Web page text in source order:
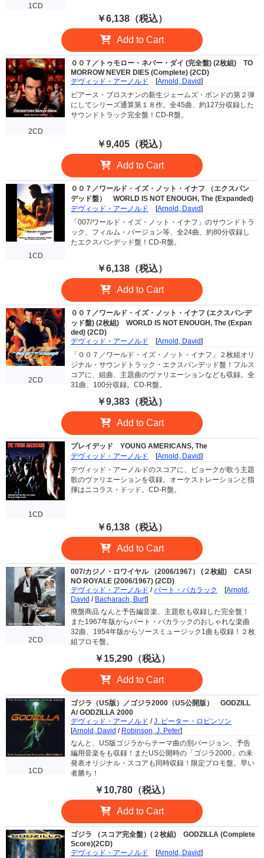
1CD
￥6,138（税込）
Add to Cart
2CD
００７／トゥモロー・ネバー・ダイ (完全盤) (2枚組)
TO
MORROW NEVER DIES (Complete) (2CD)
デヴィッド・アーノルド [Arnold, David]
ピアース・ブロスナンの新生ジェームズ・ボンドの第２弾
にしてシリーズ通算第１８作。全45曲、約127分収録した
サウンドトラック完全盤！CD-R盤。
￥9,405（税込）
Add to Cart
1CD
００７／ワールド・イズ・ノット・イナフ （エクスパン
デッド盤）
WORLD IS NOT ENOUGH, The (Expanded)
デヴィッド・アーノルド [Arnold, David]
「007/ワールド・イズ・ノット・イナフ」のサウンドトラ
ック、フィルム・バージョン等、全24曲、約80分収録し
たエクスパンデッド盤！CD-R盤。
￥6,138（税込）
Add to Cart
2CD
００７／ワールド・イズ・ノット・イナフ (エクスパンデ
ッド盤) (2枚組)
WORLD IS NOT ENOUGH, The (Expan
ded) (2CD)
デヴィッド・アーノルド [Arnold, David]
「００７／ワールド・イズ・ノット・イナフ」２枚組オリ
ジナル・サウンドトラック・エクスパンデッド盤！フルス
コアに、組曲、主題曲のヴァリエーションなども収録。全
31曲、100分収録。CD-R盤。
￥9,383（税込）
Add to Cart
1CD
プレイデッド
YOUNG AMERICANS, The
デヴィッド・アーノルド [Arnold, David]
デヴィッド・アーノルドのスコアに、ビョークが歌う主題
歌のヴァリエーションを収録。オーケストレーションと指
揮はニコラス・ドッド。CD-R盤。
￥6,138（税込）
Add to Cart
2CD
007/カジノ・ロワイヤル （2006/1967） (２枚組)
CASI
NO ROYALE (2006/1967) (2CD)
デヴィッド・アーノルド /バート・バカラック [Arnold,
David / Bacharach, Burt]
廃盤商品 なんと予告編音楽、主題歌も収録した完全盤！
また1967年版からバート・バカラックのおしゃれな楽曲
32曲、1954年版からソースミュージック1曲も収録！２枚
組プロモ盤。
￥15,290（税込）
Add to Cart
1CD
ゴジラ（US版）／ゴジラ2000（US公開版）
GODZILL
A/ GODZILLA 2000
デヴィッド・アーノルド /J..ピーター・ロビンソン
[Arnold, David / Robinson, J. Peter]
なんと、US版ゴジラからテーマ曲の別バージョン、予告
編用音楽をも収録！またUS公開時の「ゴジラ2000」の未
発表オリジナル・スコアも同時収録！限定プロモ盤。早い
者勝ち！
￥10,780（税込）
Add to Cart
ゴジラ （スコア完全盤）(２枚組)
GODZILLA (Complete
Score)(2CD)
デヴィッド・アーノルド [Arnold, David]